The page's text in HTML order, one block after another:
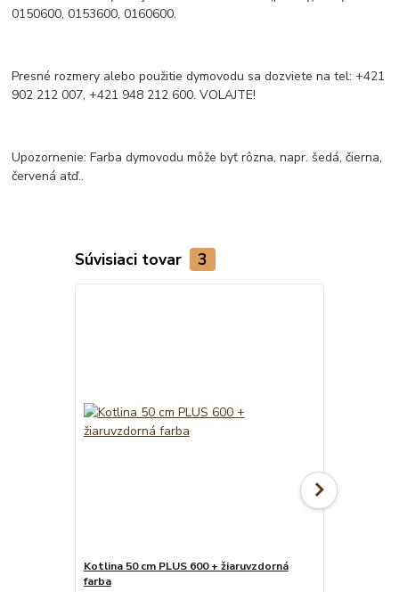
0150600, 0153600, 0160600.
Presné rozmery alebo použitie dymovodu sa dozviete na tel: +421
902 212 007, +421 948 212 600. VOLAJTE!
Upozornenie: Farba dymovodu môže byť rôzna, napr. šedá, čierna,
červená atď..
Súvisiaci tovar 3
Kotlina 50 cm PLUS 600 + žiaruvzdorná
farba